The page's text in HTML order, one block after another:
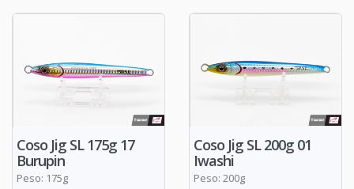
Coso Jig SL 175g 17
Burupin
Peso: 175g
Coso Jig SL 200g 01
Iwashi
Peso: 200g